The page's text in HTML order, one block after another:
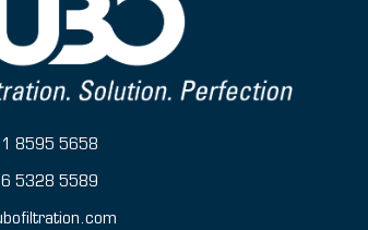
8595 5658
5328 5589